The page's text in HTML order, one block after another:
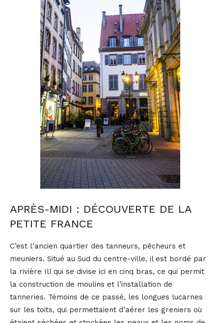
APRÈS-MIDI : DÉCOUVERTE DE LA
PETITE FRANCE
C’est l’ancien quartier des tanneurs, pêcheurs et
meuniers. Situé au Sud du centre-ville, il est bordé par
la rivière Ill qui se divise ici en cinq bras, ce qui permit
la construction de moulins et l’installation de
tanneries. Témoins de ce passé, les longues lucarnes
sur les toits, qui permettaient d’aérer les greniers où